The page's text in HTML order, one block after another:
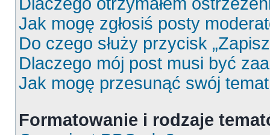
Jak mogę zgłosiś posty
Do czego służy przycisk
Dlaczego mój post musi być
Jak mogę przesunąć swój
Formatowanie i rodzaje